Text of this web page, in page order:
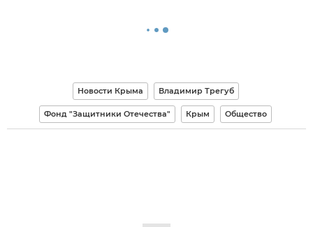
Новости Крыма Владимир Трегуб
Фонд "Защитники Отечества" Крым Общество